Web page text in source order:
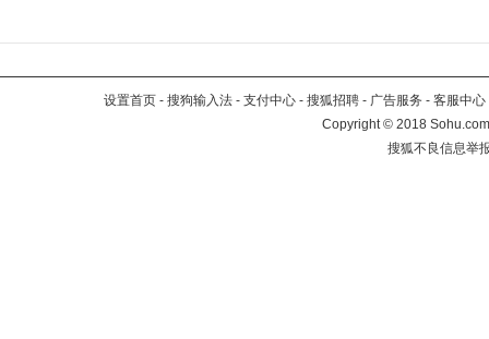
设置首页 - 搜狗输入法 - 支付中心 - 搜狐招聘 - 广告服务 - 客服中心
Copyright©2018
搜狐不良信息举